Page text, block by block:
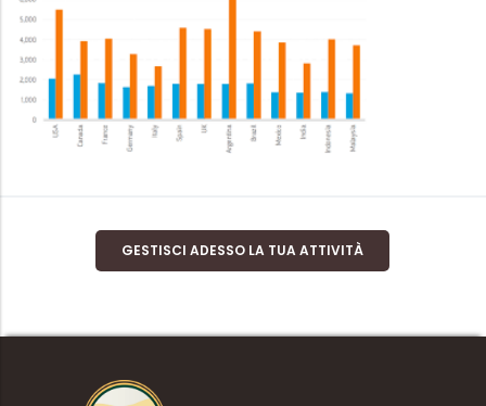
GESTISCI ADESSO LA TUA ATTIVITÀ